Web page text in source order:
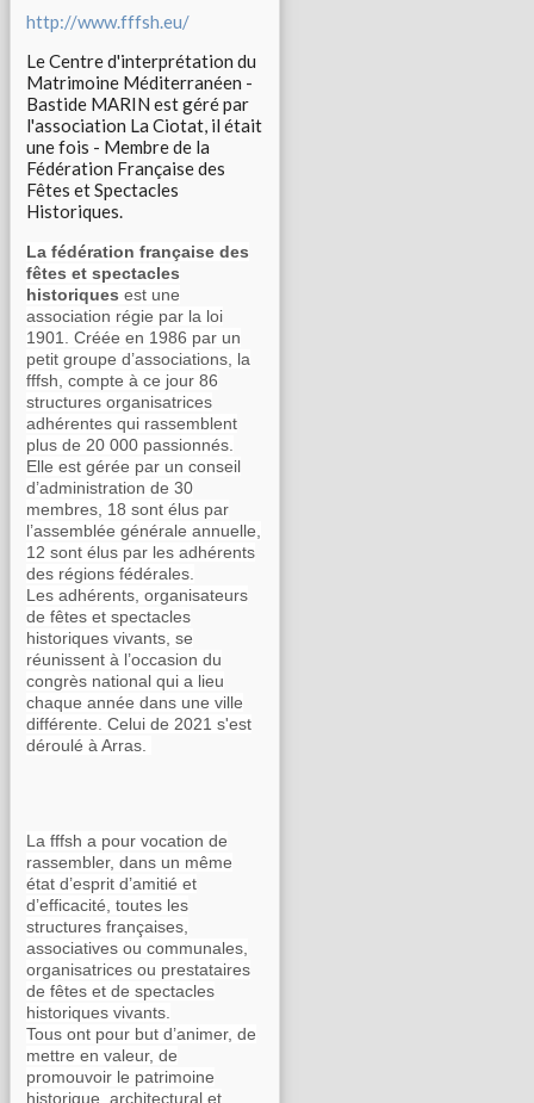
http://www.fffsh.eu/
Le Centre d'interprétation du
Matrimoine Méditerranéen -
Bastide MARIN est géré par
l'association La Ciotat, il était
une fois - Membre de la
Fédération Française des
Fêtes et Spectacles
Historiques.
La fédération française des
fêtes et spectacles
historiques est une
association régie par la loi
1901. Créée en 1986 par un
petit groupe d’associations, la
fffsh, compte à ce jour 86
structures organisatrices
adhérentes qui rassemblent
plus de 20 000 passionnés.
Elle est gérée par un conseil
d’administration de 30
membres, 18 sont élus par
l’assemblée générale annuelle,
12 sont élus par les adhérents
des régions fédérales.
Les adhérents, organisateurs
de fêtes et spectacles
historiques vivants, se
réunissent à l’occasion du
congrès national qui a lieu
chaque année dans une ville
différente. Celui de 2021 s'est
déroulé à Arras.
La fffsh a pour vocation de
rassembler, dans un même
état d’esprit d’amitié et
d’efficacité, toutes les
structures françaises,
associatives ou communales,
organisatrices ou prestataires
de fêtes et de spectacles
historiques vivants.
Tous ont pour but d’animer, de
mettre en valeur, de
promouvoir le patrimoine
historique, architectural et